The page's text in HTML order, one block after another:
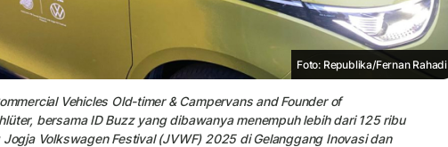
Foto: Republika/Fernan Rahadi
Vehicles Old-timer & Campervans and Founder of
bersama ID Buzz yang dibawanya menempuh lebih dari 125 ribu
Volkswagen Festival (JVWF) 2025 di Gelanggang Inovasi dan